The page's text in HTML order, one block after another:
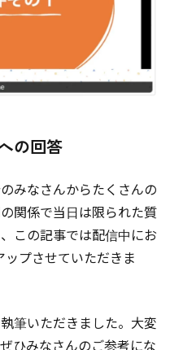
の回答
みなさんからたくさんの
関係で当日は限られた質
この記事では配信中にお
プさせていただきま
筆いただきました。大変
ひみなさんのご参考にな